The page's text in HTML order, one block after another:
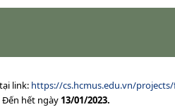
link: https://cs.hcmus.edu.vn/
Đến hết ngày 13/01/2023.